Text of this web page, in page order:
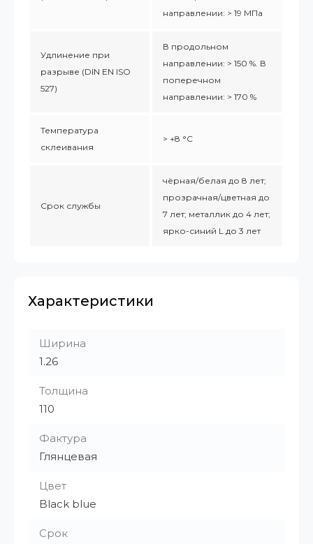
направлении: > 19 МПа
Удлинение при
разрыве (DIN EN ISO
527)
В продольном
направлении: > 150 %. В
поперечном
направлении: > 170 %
Температура
склеивания
> +8 °C
Срок службы
чёрная/белая до 8 лет;
прозрачная/цветная до
7 лет; металлик до 4 лет;
ярко-синий L до 3 лет
Характеристики
Ширина
1.26
Толщина
110
Фактура
Глянцевая
Цвет
Black blue
Срок